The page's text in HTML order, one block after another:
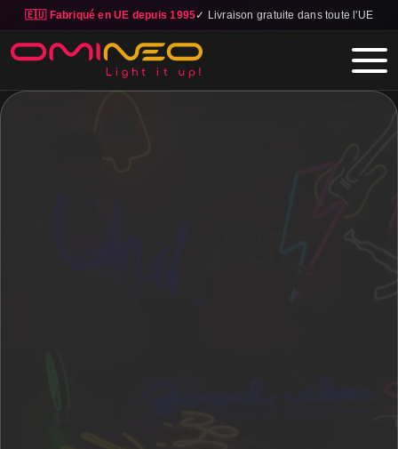
🇪🇺 Fabriqué en UE depuis 1995✓ Livraison gratuite dans toute l'UE
Skip to main content